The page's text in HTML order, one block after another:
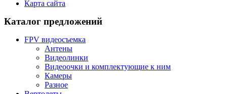
Карта сайта
Каталог предложений
FPV видеосъемка
Антены
Видеолинки
Видеоочки и комплектующие к ним
Камеры
Разное